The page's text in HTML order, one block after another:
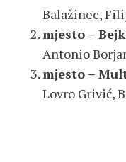
Balažinec,
mjesto –
Antonio
mjesto –
Lovro Grivić,